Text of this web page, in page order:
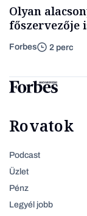
Olyan
főszervezője
Forbes 2 perc
Rovatok
Podcast
Üzlet
Pénz
Legyél jobb